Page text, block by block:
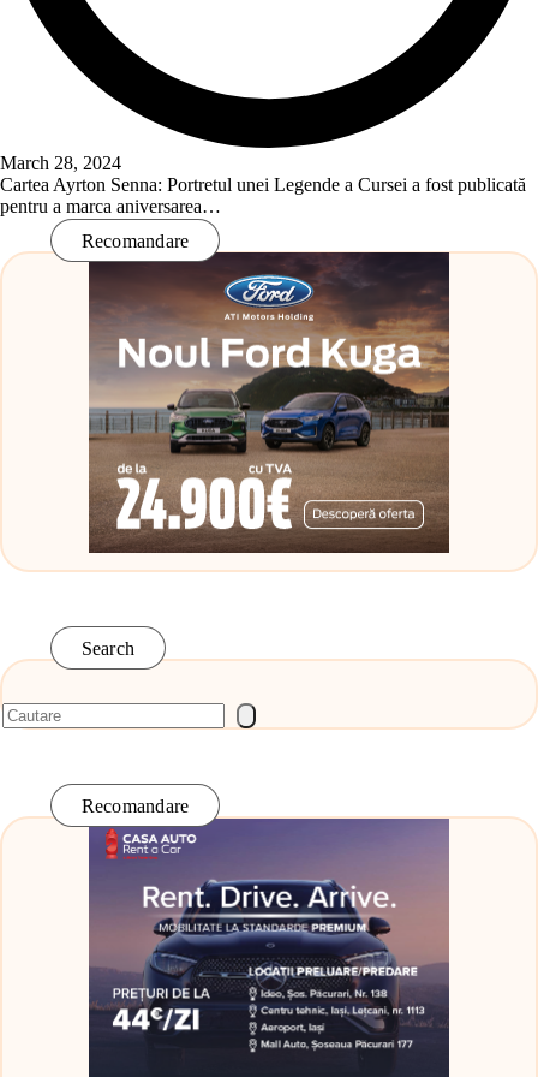
March 28, 2024
Cartea Ayrton Senna: Portretul unei Legende a Cursei a fost publicată
pentru a marca aniversarea…
Read More
Recomandare
Search
Recomandare